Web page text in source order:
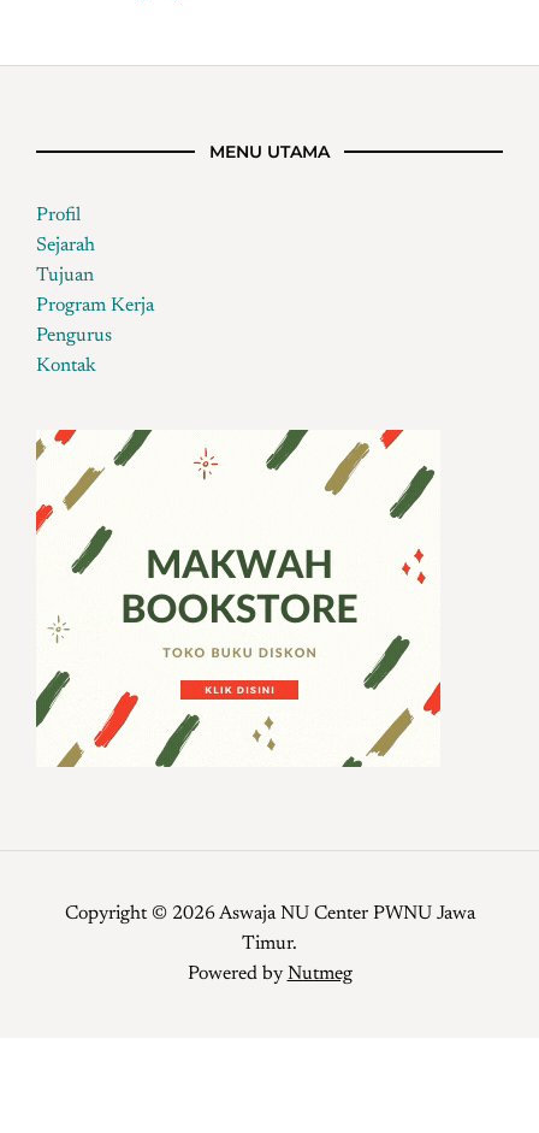
MENU UTAMA
Profil
Sejarah
Tujuan
Program Kerja
Pengurus
Kontak
Copyright © 2026 Aswaja NU Center PWNU Jawa
Timur.
Powered by Nutmeg